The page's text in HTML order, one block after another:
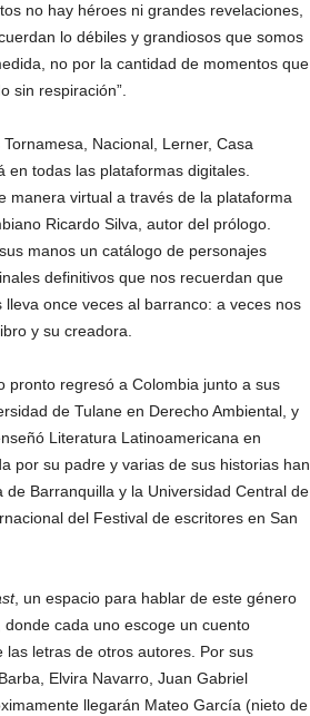
no hay héroes ni grandes revelaciones,
lo débiles y grandiosos que somos
no por la cantidad de momentos que
sin respiración”.
Nacional, Lerner, Casa
todas las plataformas digitales.
manera virtual a través de la plataforma
Ricardo Silva, autor del prólogo.
manos un catálogo de personajes
definitivos que nos recuerdan que
once veces al barranco: a veces nos
y su creadora.
pronto regresó a Colombia junto a sus
de Tulane en Derecho Ambiental, y
Literatura Latinoamericana en
por su padre y varias de sus historias han
Barranquilla y la Universidad Central de
del Festival de escritores en San
, un espacio para hablar de este género
cada uno escoge un cuento
letras de otros autores. Por sus
Elvira Navarro, Juan Gabriel
llegarán Mateo García (nieto de